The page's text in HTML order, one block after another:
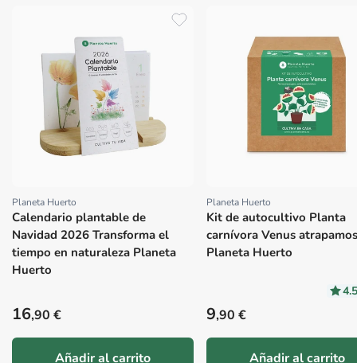
Proveedor:
Planeta Huerto
Calendario plantable de
Navidad 2026 Transforma el
tiempo en naturaleza Planeta
Huerto
Precio habitual
16,90 €
Añadir al carrito
Proveedor:
Planeta Huerto
Kit de autocultivo Planta
carnívora Venus
Planeta Huerto
Precio habitual
9,90 €
Añadir al carrito